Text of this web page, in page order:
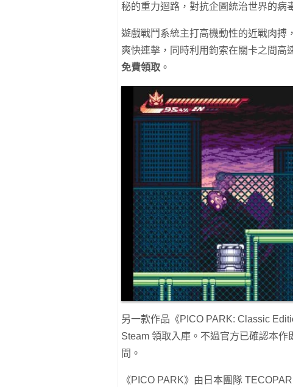
秘的重力迴路，對抗企圖統治世界的病
遊戲戰鬥系統主打高機動性的近戰肉搏
爽快連擊，同時利用鉤索在關卡之間高
免費領取 。
另一款作品《PICO PARK: Classic
Steam 領取入庫。不過官方已確認本
間。
《PICO PARK》由日本團隊